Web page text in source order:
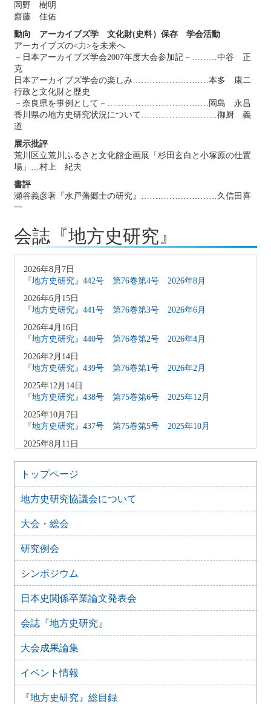
岡野 樹明
齋藤 佳佑
動向 アーカイブズ学 文化財(史料）保存 学会活動
アーカイブズの<力>を未来へ
－日本アーカイブズ学会2007年度大会参加記－………中谷 正
克
日本アーカイブズ学会の楽しみ………………………本多 康二
行政と文化財と歴史
－奈良県を事例として－………………………………岡島 永昌
香川県の地方史研究状況について………………………御厨 義
道
展示批評
荒川区立荒川ふるさと文化館企画展「杉田玄白と小塚原の仕置
場」…村上 紀夫
書評
瀬谷義彦著『水戸藩郷士の研究』………………………久信田喜
一
会誌『地方史研究』
2026年8月7日
『地方史研究』442号 第76巻第4号 2026年8月
2026年6月15日
『地方史研究』441号 第76巻第3号 2026年6月
2026年4月16日
『地方史研究』440号 第76巻第2号 2026年4月
2026年2月14日
『地方史研究』439号 第76巻第1号 2026年2月
2025年12月14日
『地方史研究』438号 第75巻第6号 2025年12月
2025年10月7日
『地方史研究』437号 第75巻第5号 2025年10月
2025年8月11日
2025年8月10日
「原稿募集」を変更致しました
2025年6月9日
『地方史研究』435号 第75巻第3号 2025年6月
2025年4月9日
『地方史研究』434号 第75巻第2号 2025年4月
2025年2月10日
『地方史研究』433号 第75巻第1号 2025年2月
『地方史研究』432号 第74巻第6号 2024年12月
2024年11月21日
『地方史研究』431号 第74巻第5号 2024年10月
2024年11月20日
『地方史研究』430号 第74巻第4号 2024年8月
2024年6月4日
『地方史研究』429号 第75巻第3号 2024年6月
トップページ
地方史研究協議会について
大会・総会
研究例会
シンポジウム
日本史関係卒業論文発表会
会誌『地方史研究』
大会成果論集
イベント情報
『地方史研究』総目録